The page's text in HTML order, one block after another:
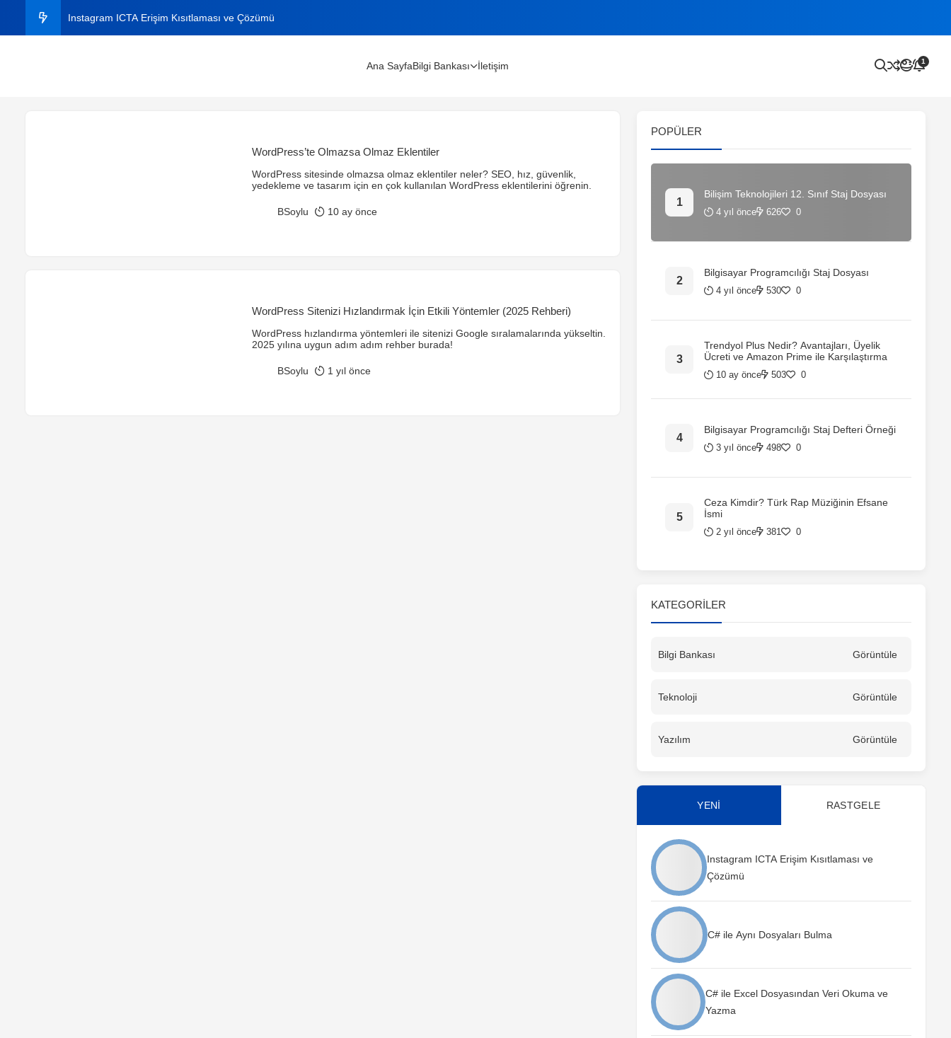
Instagram ICTA Erişim Kısıtlaması ve Çözümü
Windows’ta Klasörde Arama Çıkmıyor mu? Kesin Çözüm Rehberi (2026)
Ana SayfaBilgi Bankası İletişim 1
WordPress’te Olmazsa Olmaz Eklentiler
WordPress sitesinde olmazsa olmaz eklentiler neler? SEO, hız, güvenlik,
yedekleme ve tasarım için en çok kullanılan WordPress eklentilerini öğrenin.
BSoylu 10 ay önce
WordPress Sitenizi Hızlandırmak İçin Etkili Yöntemler (2025 Rehberi)
WordPress hızlandırma yöntemleri ile sitenizi Google sıralamalarında yükseltin.
2025 yılına uygun adım adım rehber burada!
BSoylu 1 yıl önce
POPÜLER
Bilişim Teknolojileri 12. Sınıf Staj Dosyası
4 yıl önce 626 0
Bilgisayar Programcılığı Staj Dosyası
4 yıl önce 530 0
Trendyol Plus Nedir? Avantajları, Üyelik
Ücreti ve Amazon Prime ile Karşılaştırma
10 ay önce 503 0
Bilgisayar Programcılığı Staj Defteri Örneği
3 yıl önce 498 0
Ceza Kimdir? Türk Rap Müziğinin Efsane
İsmi
2 yıl önce 381 0
KATEGORILER
Bilgi Bankası Görüntüle
Teknoloji Görüntüle
Yazılım Görüntüle
YENİ RASTGELE
Instagram ICTA Erişim Kısıtlaması ve
Çözümü
C# ile Aynı Dosyaları Bulma
C# ile Excel Dosyasından Veri Okuma ve
Yazma